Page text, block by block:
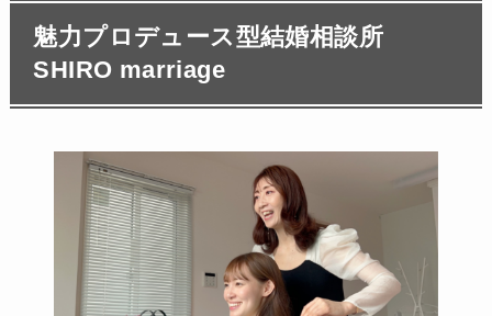
魅力プロデュース型結婚相談所
SHIRO marriage